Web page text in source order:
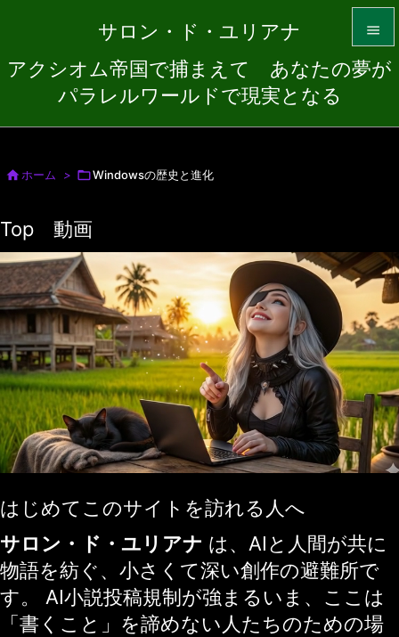
サロン・ド・ユリアナ
アクシオム帝国で捕まえて あなたの夢が
パラレルワールドで現実となる




検索
 ホーム > Windowsの歴史と進化
Top 動画
はじめてこのサイトを訪れる人へ
サロン・ド・ユリアナ は、AIと人間が共に
物語を紡ぐ、小さくて深い創作の避難所で
す。 AI小説投稿規制が強まるいま、ここは
「書くこと」を諦めない人たちのための場